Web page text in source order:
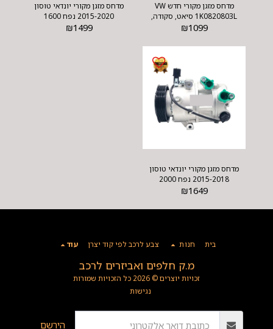
מדחס מזגן מקורי חדש VW
1K0820803L סיאט, סקודה,
אאודי ופולקסוואגן
₪1099
מדחס מזגן מקורי יונדאי טוסון
2015-2020 נפח 1600
₪1499
מדחס מזגן מקורי יונדאי טוסון
2015-2018 נפח 2000
₪1649
מ.ק חלפים ואביזרים לרכב
זכויות יוצרים © 2026 כל הזכויות שמורות
נגישות
בית חנות צבע לרכב לפי קוד יצרן עוד
הירשם